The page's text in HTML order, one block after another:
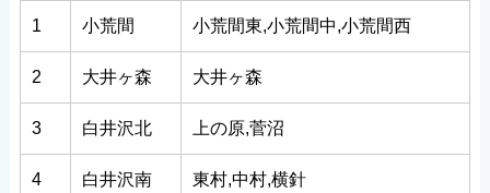
1 小荒間 小荒間東,小荒間中,小荒間西
2 大井ヶ森 大井ヶ森
3 白井沢北 上の原,菅沼
4 白井沢南 東村,中村,横針